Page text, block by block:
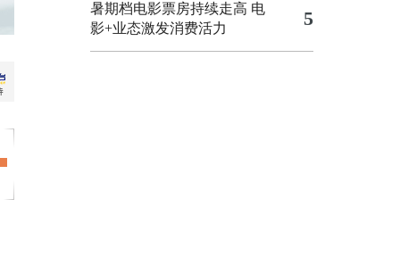
暑期档电影票房持续走高 电
影+业态激发消费活力
5